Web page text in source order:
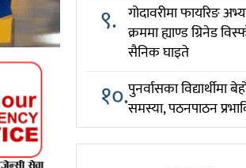
९. गोदावरीमा फायरिङ
क्रममा ह्याण्ड ग्रिनेड
सैनिक घाइते
१०.पुनर्वासका विद्यार्थीमा
समस्या, पठनपाठन